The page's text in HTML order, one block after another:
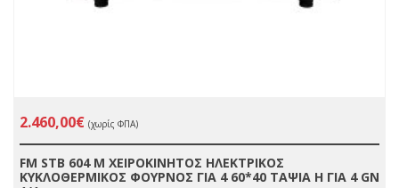
2.460,00€ (χωρίς ΦΠΑ)
FM STB 604 Μ ΧΕΙΡΟΚΙΝΗΤΟΣ ΗΛΕΚΤΡΙΚΟΣ
ΚΥΚΛΟΘΕΡΜΙΚΟΣ ΦΟΥΡΝΟΣ ΓΙΑ 4 60*40 ΤΑΨΙΑ Η ΓΙΑ 4 GN